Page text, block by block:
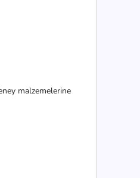
malzemelerine